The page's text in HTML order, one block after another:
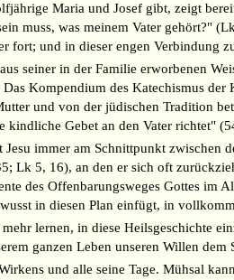
Maria und Josef gibt, zeigt
muss, was meinem Vater gehört?"
fort; und in dieser engen
seiner in der Familie erworbenen
Kompendium des Katechismus
und von der jüdischen Tradition
kindliche Gebet an den Vater richtet"
immer am Schnittpunkt
Lk 5, 16), an den er sich oft
des Offenbarungsweges Gottes im
in diesen Plan einfügt, in
lernen, in diese Heilsgeschichte
ganzen Leben unseren Willen dem
und alle seine Tage. Mühsal